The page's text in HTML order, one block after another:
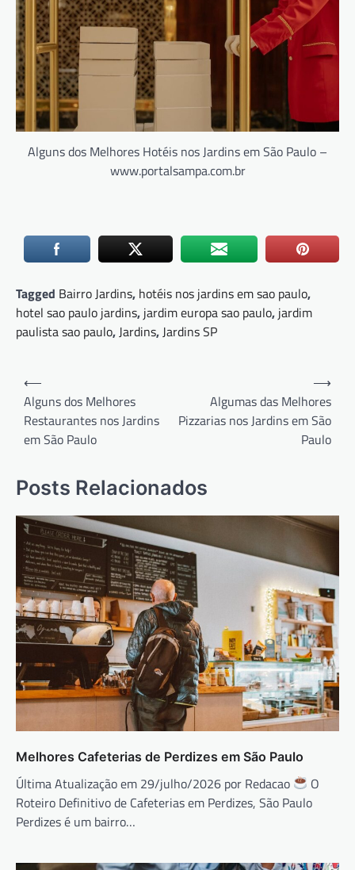
Alguns dos Melhores Hotéis nos Jardins em São Paulo –
www.portalsampa.com.br
Tagged Bairro Jardins, hotéis nos jardins em sao paulo,
hotel sao paulo jardins, jardim europa sao paulo, jardim
paulista sao paulo,Jardins,Jardins SP
Navegação
de
Post
⟵
Alguns dos Melhores
Restaurantes nos Jardins
em São Paulo
Algumas das Melhores
Pizzarias nos Jardins em São
Paulo
⟶
Posts Relacionados
Melhores Cafeterias de Perdizes em São Paulo
Última Atualização em 29/julho/2026 por Redacao
O
Roteiro Definitivo de Cafeterias em Perdizes, São Paulo
Perdizes é um bairro…